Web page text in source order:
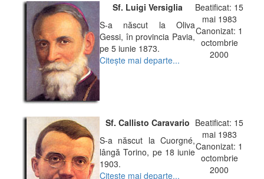
Sf. Luigi Versiglia
S-a născut la Oliva
Gessi, în provincia Pavia,
pe 5 iunie 1873.
Citeşte mai departe...
Beatificat: 15
mai 1983
Canonizat: 1
octombrie
2000
Sf. Callisto Caravario
S-a născut la Cuorgné,
lângă Torino, pe 18 iunie
1903.
Citeşte mai departe...
Beatificat: 15
mai 1983
Canonizat: 1
octombrie
2000